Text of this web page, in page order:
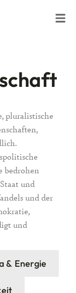
pluralistische
bedrohen
und
und der
und
& Energie